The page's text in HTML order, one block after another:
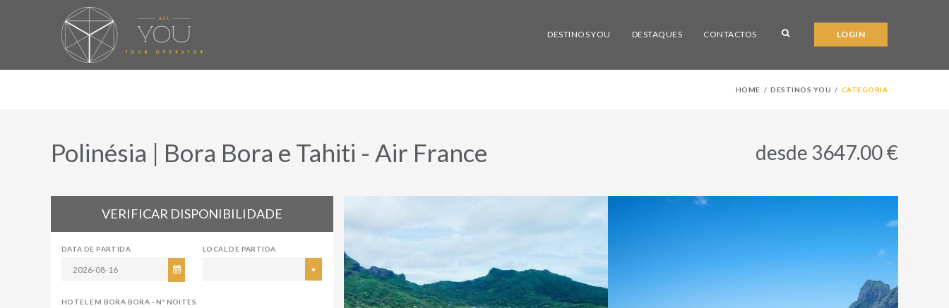
DESTINOS YOU DESTAQUES CONTACTOS LOGIN
HOME DESTINOS YOU CATEGORIA
Polinésia | Bora Bora e Tahiti - Air France desde 3647.00 €
VERIFICAR DISPONIBILIDADE
DATA DE PARTIDA LOCAL DE PARTIDA
HOTEL EM BORA BORA - Nº NOITES